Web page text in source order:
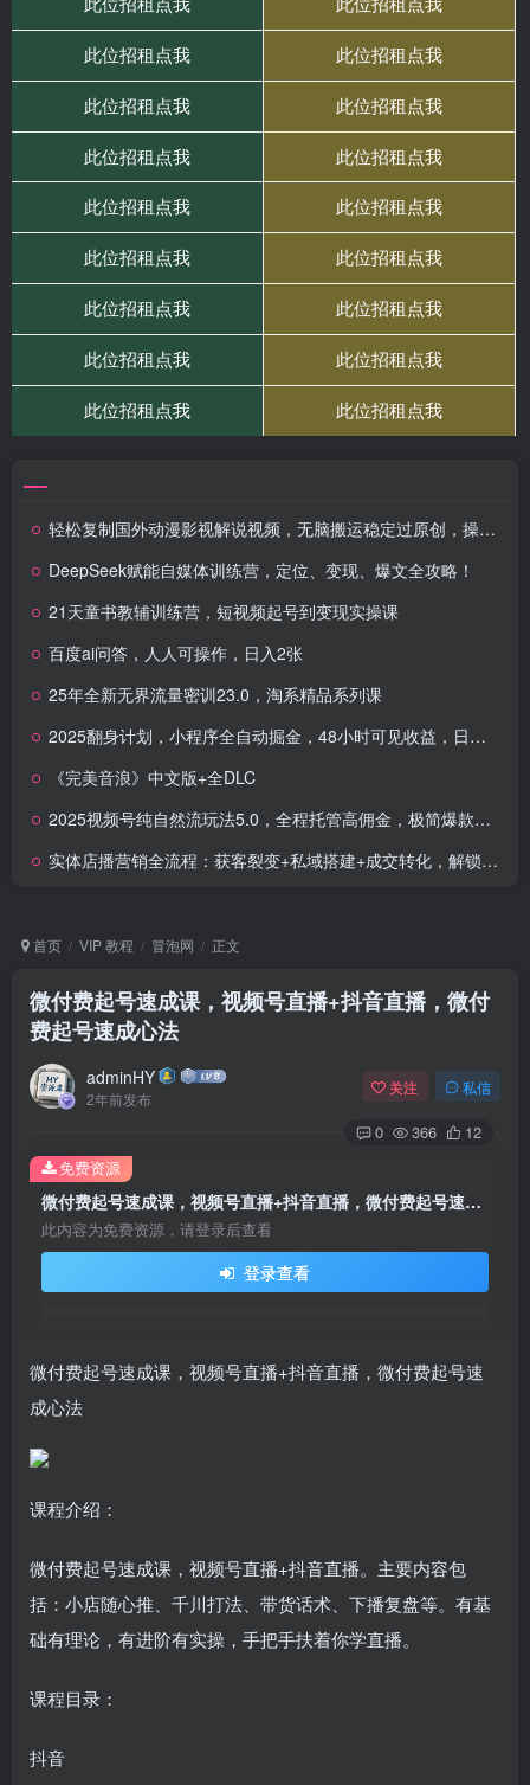
轻松复制国外动漫影视解说视频，无脑搬运稳定过原创，操作简单小白也能…
DeepSeek赋能自媒体训练营，定位、变现、爆文全攻略！
21天童书教辅训练营，短视频起号到变现实操课
百度ai问答，人人可操作，日入2张
25年全新无界流量密训23.0，淘系精品系列课
2025翻身计划，小程序全自动掘金，48小时可见收益，日入8张+，长期稳定靠谱，小白宝妈轻松上手
《完美音浪》中文版+全DLC
2025视频号纯自然流玩法5.0，全程托管高佣金，极简爆款门槛低，单日收益多张
实体店播营销全流程：获客裂变+私域搭建+成交转化，解锁微信生态盈利密码
首页 VIP 教程 冒泡网 正文
微付费起号速成课，视频号直播+抖音直播，微付
费起号速成心法
adminHY
2年前发布
关注 私信
0 366 12
微付费起号速成课，视频号直播+抖音直播，微付费起号速成心法
此内容为免费资源，请登录后查看
登录查看
免费资源
微付费起号速成课，视频号直播+抖音直播，微付费起号速
成心法
课程介绍：
微付费起号速成课，视频号直播+抖音直播。主要内容包
括：小店随心推、千川打法、带货话术、下播复盘等。有基
础有理论，有进阶有实操，手把手扶着你学直播。
课程目录：
抖音